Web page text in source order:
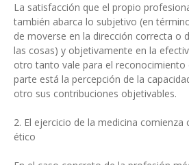
La satisfacción que el propio
también abarca lo subjetivo (en
de moverse en la dirección correcta o
las cosas) y objetivamente en la
otro tanto vale para el reconocimiento
parte está la percepción de la
otro sus contribuciones objetivables.
2. El ejercicio de la medicina
ético